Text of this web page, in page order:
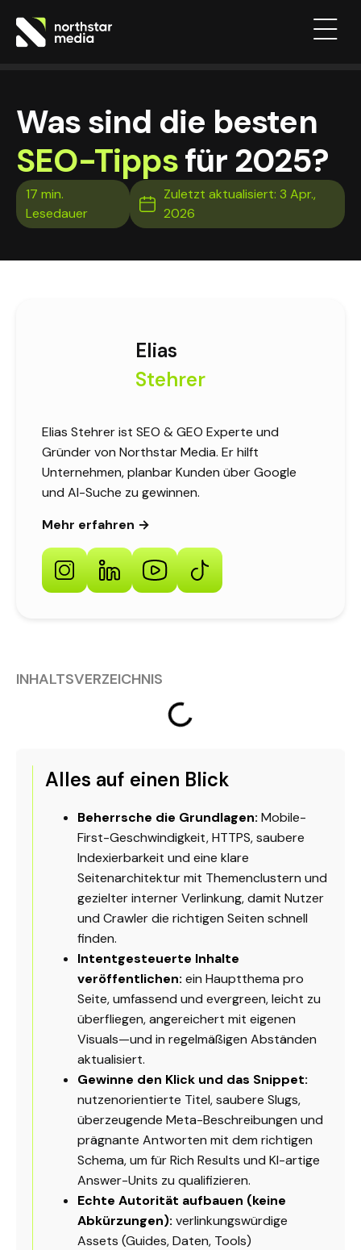
Was sind die besten
SEO-Tippsfür 2025?
Zuletzt aktualisiert: 3 Apr.,
2026
Elias
Stehrer
Elias Stehrer ist SEO & GEO Experte und
Gründer von Northstar Media. Er hilft
Unternehmen, planbar Kunden über Google
und AI-Suche zu gewinnen.
Mehr erfahren →
INHALTSVERZEICHNIS
Alles auf einen Blick
Beherrsche die Grundlagen: Mobile-
First-Geschwindigkeit, HTTPS, saubere
Indexierbarkeit und eine klare
Seitenarchitektur mit Themenclustern und
gezielter interner Verlinkung, damit Nutzer
und Crawler die richtigen Seiten schnell
finden.
Intentgesteuerte Inhalte
veröffentlichen: ein Hauptthema pro
Seite, umfassend und evergreen, leicht zu
überfliegen, angereichert mit eigenen
Visuals—und in regelmäßigen Abständen
aktualisiert.
Gewinne den Klick und das Snippet:
nutzenorientierte Titel, saubere Slugs,
überzeugende Meta-Beschreibungen und
prägnante Antworten mit dem richtigen
Schema, um für Rich Results und KI-artige
Answer-Units zu qualifizieren.
Echte Autorität aufbauen (keine
Abkürzungen): verlinkungswürdige
Assets (Guides, Daten, Tools)